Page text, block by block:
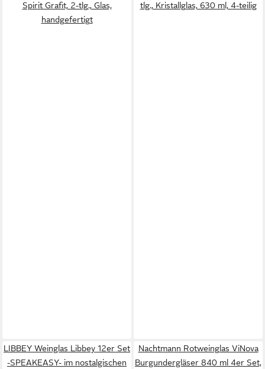
Spirit Grafit, 2-tlg., Glas,
handgefertigt
tlg., Kristallglas, 630 ml, 4-teilig
LIBBEY Weinglas Libbey 12er Set
-SPEAKEASY- im nostalgischen
Nachtmann Rotweinglas ViNova
Burgundergläser 840 ml 4er Set,